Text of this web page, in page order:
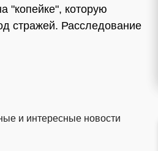
"копейке", которую
стражей. Расследование
и интересные новости